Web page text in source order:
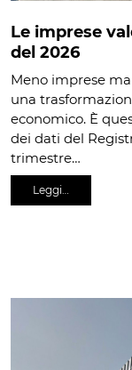
Le imprese
del 2026
Meno imprese
una
economico. È
dei dati del
trimestre…
Leggi…